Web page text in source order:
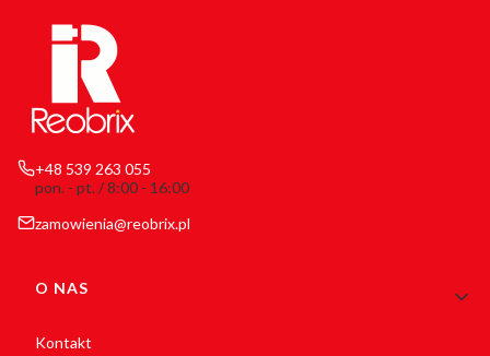
+48 539 263 055
pon. - pt. / 8:00 - 16:00
zamowienia@reobrix.pl
Linki w stopce
O NAS
Kontakt